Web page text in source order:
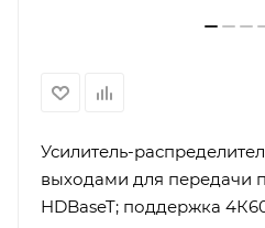
Усилитель-
выходами для передачи
HDBaseT; поддержка